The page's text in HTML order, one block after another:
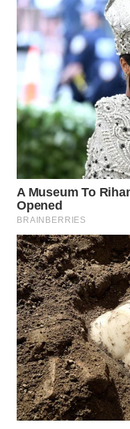
LABUANBAJO
BORNEO
Wahana
Media
Group
WAHANA
NEWS
WAHANA
TANI
WAHANA
ADVOKAT
WAHANA
INFRASTRUKTUR
WAHANA
KONSUMEN
WAHANA
LISTRIK